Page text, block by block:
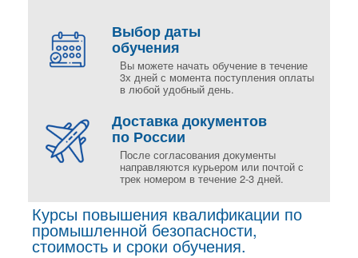
Выбор даты
обучения
Вы можете начать обучение в течение
3х дней с момента поступления оплаты
в любой удобный день.
Доставка документов
по России
После согласования документы
направляются курьером или почтой с
трек номером в течение 2-3 дней.
Курсы повышения квалификации по
промышленной безопасности,
стоимость и сроки обучения.